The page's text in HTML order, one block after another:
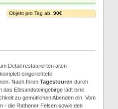
Objekt pro Tag ab: 90€
Detail restaurierten alten
eingerichtete
Nach Ihren Tagestouren durch
Elbsandsteingebirge lädt eine
zu gemütlichen Abenden ein. Vom
- die Rathener Felsen sowie den